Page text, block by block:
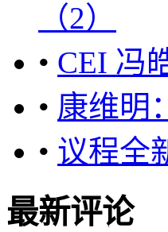
（2）
• CEI 冯
• 康维明
• 议程全
最新评论